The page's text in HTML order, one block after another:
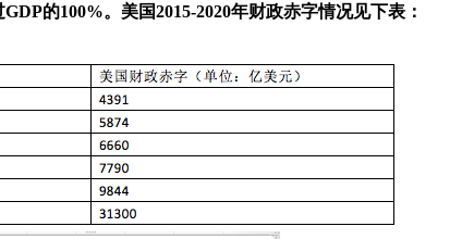
的100%。美国2015-2020年财政赤字情况见下表：